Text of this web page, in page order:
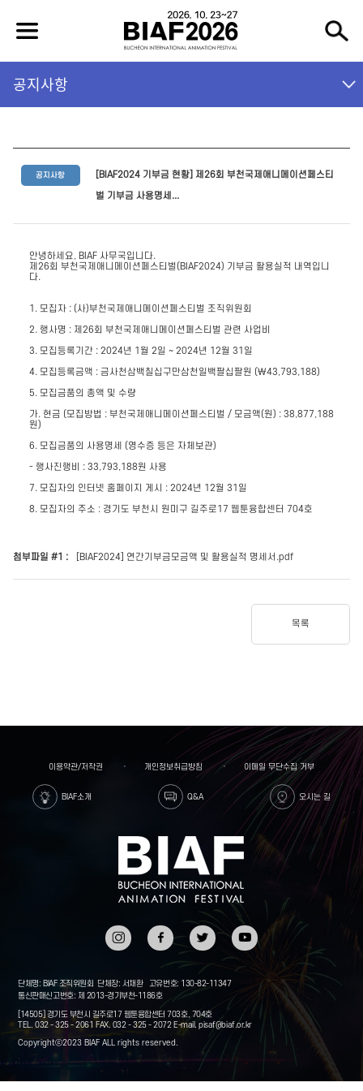
공지사항
공지사항
[BIAF2024 기부금 현황] 제26회 부천국제애니메이션페스티
벌 기부금 사용명세...
안녕하세요, BIAF 사무국입니다.
제26회 부천국제애니메이션페스티벌(BIAF2024) 기부금 활용실적 내역입니
다.
1. 모집자 : (사)부천국제애니메이션페스티벌 조직위원회
2. 행사명 : 제26회 부천국제애니메이션페스티벌 관련 사업비
3. 모집등록기간 : 2024년 1월 2일 ~ 2024년 12월 31일
4. 모집등록금액 : 금사천삼백칠십구만삼천일백팔십팔원 (￦43,793,188)
5. 모집금품의 총액 및 수량
가. 현금 (모집방법 : 부천국제애니메이션페스티벌 / 모금액(원) : 38,877,188
원)
6. 모집금품의 사용명세 (영수증 등은 자체보관)
- 행사진행비 : 33,793,188원 사용
7. 모집자의 인터넷 홈페이지 게시 : 2024년 12월 31일
8. 모집자의 주소 : 경기도 부천시 원미구 길주로17 웹툰융합센터 704호
첨부파일 #1 : [BIAF2024] 연간기부금모금액 및 활용실적 명세서.pdf
목록
이용약관/저작권 개인정보취급방침 이메일 무단수집 거부
BIAF소개 Q&A 오시는 길
인스타
그램
페이스
북
트위터 유튜브
단체명: BIAF 조직위원회 단체장: 서채환
고유번호: 130-82-11347
통신판매신고번호: 제 2013-경기부천-1186호
[14505] 경기도 부천시 길주로17 웹툰융합센터 703호, 704호
TEL. 032 - 325 - 2061 FAX. 032 - 325 - 2072 E-mail.pisaf@biaf.or.kr
Copyrightⓒ2023 BIAF ALL rights reserved.